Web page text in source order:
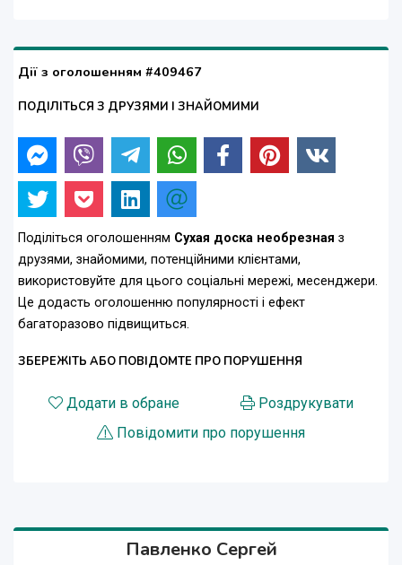
Дії з оголошенням #409467
ПОДІЛІТЬСЯ З ДРУЗЯМИ І ЗНАЙОМИМИ
Поділіться оголошенням Сухая доска необрезная з
друзями, знайомими, потенційними клієнтами,
використовуйте для цього соціальні мережі, месенджери.
Це додасть оголошенню популярності і ефект
багаторазово підвищиться.
ЗБЕРЕЖІТЬ АБО ПОВІДОМТЕ ПРО ПОРУШЕННЯ
Додати в обране
Роздрукувати
Повідомити про порушення
Павленко Сергей